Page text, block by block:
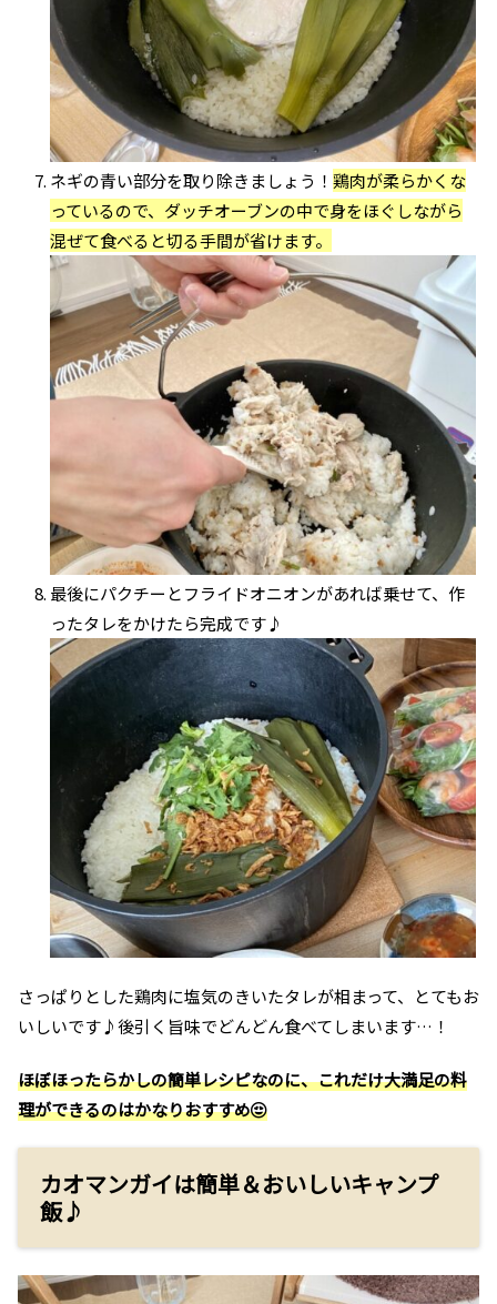
ネギの青い部分を取り除きましょう！ 鶏肉が柔らかくな
っているので、ダッチオーブンの中で身をほぐしながら
混ぜて食べると切る手間が省けます。
最後にパクチーとフライドオニオンがあれば乗せて、作
ったタレをかけたら完成です♪
さっぱりとした鶏肉に塩気のきいたタレが相まって、とてもお
いしいです♪後引く旨味でどんどん食べてしまいます…！
ほぼほったらかしの簡単レシピなのに、これだけ大満足の料
理ができるのはかなりおすすめ
カオマンガイは簡単＆おいしいキャンプ
飯♪